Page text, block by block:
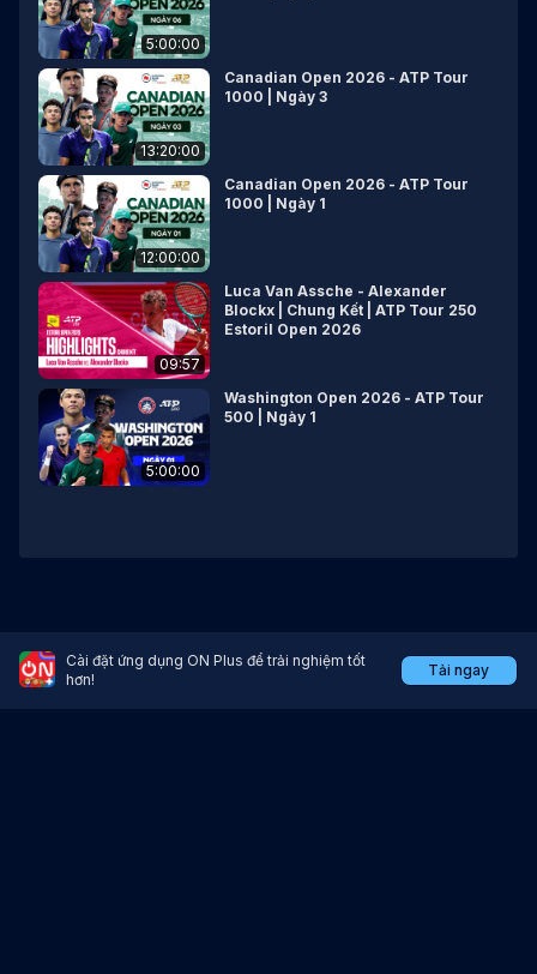
5:00:00
13:20:00
Canadian Open 2026 - ATP Tour
1000 | Ngày 3
12:00:00
Canadian Open 2026 - ATP Tour
1000 | Ngày 1
09:57
Luca Van Assche - Alexander
Blockx | Chung Kết | ATP Tour 250
Estoril Open 2026
5:00:00
Washington Open 2026 - ATP Tour
500 | Ngày 1
Ứng dụng xem trực tiếp thể thao, bóng đá.
Cài đặt ứng dụng ON Plus để trải nghiệm tốt
hơn!
Tải ngay